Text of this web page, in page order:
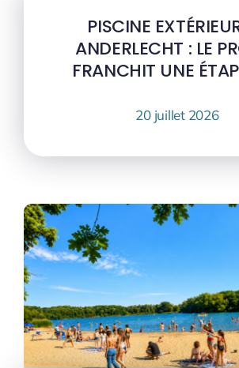
PISCINE
ANDERLECHT : LE
FRANCHIT UNE
20 juillet 2026